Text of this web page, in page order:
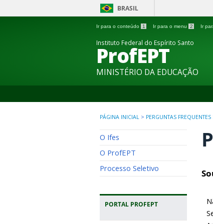
BRASIL
Ir para o conteúdo 1 Ir para o menu 2 Ir
Instituto Federal do Espírito Santo
ProfEPT
MINISTÉRIO DA EDUCAÇÃO
PÁGINA INICIAL > PERGUNTAS FREQUENTES
O Ifes
O ProfEPT
Processo Seletivo
PORTAL PROFEPT